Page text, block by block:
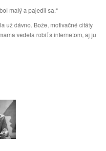
malý a pajedil sa.“
už dávno. Bože, motivačné citáty
vedela robiť s internetom, aj ju